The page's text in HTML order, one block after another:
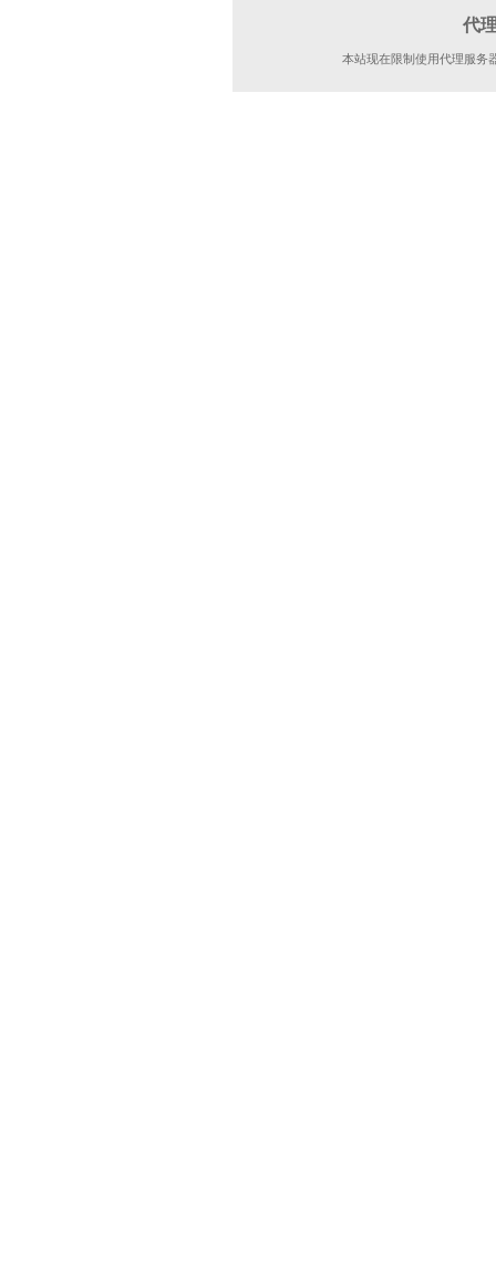
代
本站现在限制使用代理服务